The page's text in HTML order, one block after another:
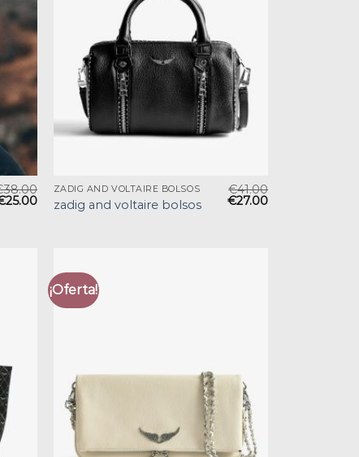
38.00
25.00
ZADIG AND VOLTAIRE BOLSOS
zadig and voltaire bolsos
€41.00
€27.00
¡Oferta!